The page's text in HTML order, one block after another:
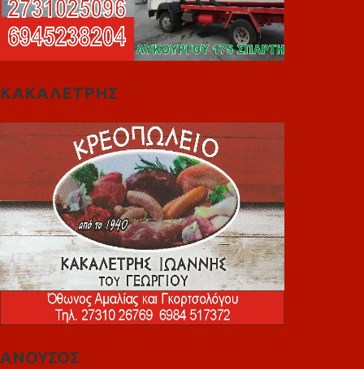
ΚΑΚΑΛΕΤΡΗΣ
ΑΝΟΥΣΟΣ